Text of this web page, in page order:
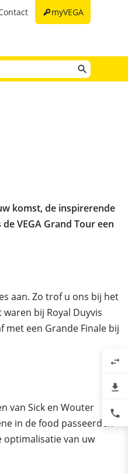
keymyVEGA
komst, de inspirerende
VEGA Grand Tour een
aan. Zo trof u ons bij het
bij Royal Duyvis
met een Grande Finale bij
van Sick en Wouter
in de food passeerden
optimalisatie van uw
swap_horiz
file_download
phone